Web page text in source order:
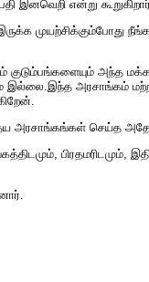
இனவெறி என்று
முயற்சிக்கும்போது
குடும்பங்களையும் அந்த
இல்லை.இந்த அரசாங்கம்
அரசாங்கங்கள் செய்த
பிரதமரிடமும்,